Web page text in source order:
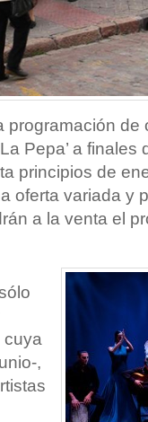
programación de
Pepa’ a
principios de
oferta variada y
a la venta el
cuya
,